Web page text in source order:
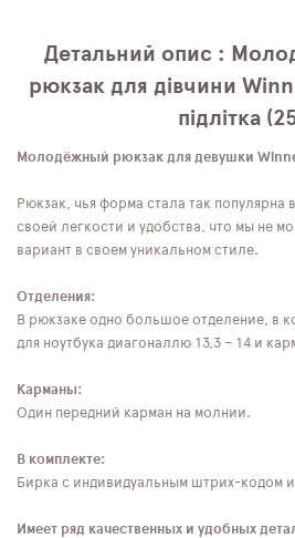
Детальний опис :
рюкзак для дівчини
підлітка
Молодёжный рюкзак для девушки
Рюкзак, чья форма стала так популярна
своей легкости и удобства, что мы не
вариант в своем уникальном стиле.
Отделения:
В рюкзаке одно большое отделение, в
для ноутбука диагоналлю 13,3 – 14 и
Карманы:
Один передний карман на молнии.
В комплекте:
Бирка с индивидуальным штрих-кодом
Имеет ряд качественных и удобных